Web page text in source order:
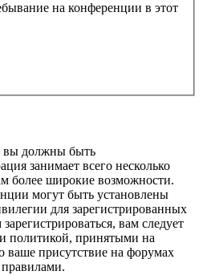
на конференции в этот
вы должны быть
занимает всего несколько
более широкие возможности.
могут быть установлены
для зарегистрированных
вам следует
политикой, принятыми на
присутствие на форумах
правилами.